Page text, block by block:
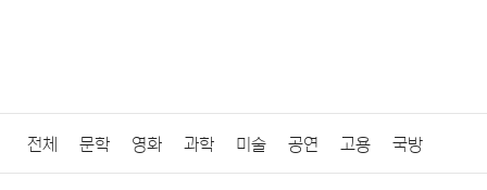
전체 문학 영화 과학 미술 공연 고용 국방